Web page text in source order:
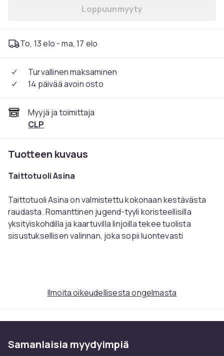
Loppuunmyyty
To, 13 elo - ma, 17 elo
Turvallinen maksaminen
14 päivää avoin osto
Myyjä ja toimittaja
CLP
Tuotteen kuvaus
Taittotuoli Asina
Taittotuoli Asina on valmistettu kokonaan kestävästa
raudasta. Romanttinen jugend-tyyli koristeellisilla
yksityiskohdilla ja kaartuvilla linjoilla tekee tuolista
sisustuksellisen valinnan, joka sopii luontevasti
otteella kompaktiksi ja varastoida tilaa saastaen.
pintoihin tulevilta naarmuilta. Puhdistus onnistuu
Ilmoita oikeudellisesta ongelmasta
Samanlaisia ​​myydyimpiä